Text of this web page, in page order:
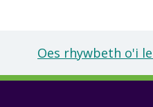
Oes rhywbeth o'i